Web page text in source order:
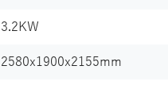
3.2KW
2580x1900x2155mm